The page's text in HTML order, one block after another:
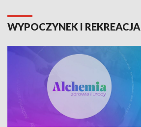
WYPOCZYNEK I REKREACJA